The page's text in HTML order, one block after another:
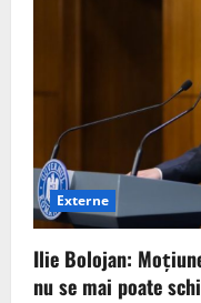
t
o
n
Externe
Ilie Bolojan:
nu se mai poate